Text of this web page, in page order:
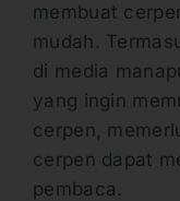
membuat
mudah.
di media
yang ingin
cerpen,
cerpen dapat
pembaca.